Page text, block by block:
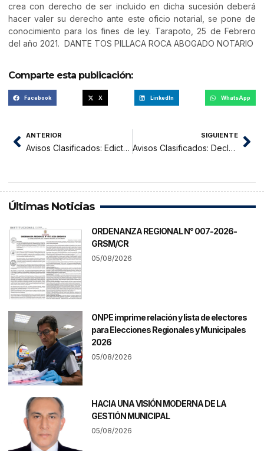
crea con derecho de ser incluido en dicha sucesión deberá
hacer valer su derecho ante este oficio notarial, se pone de
conocimiento para los fines de ley. Tarapoto, 25 de Febrero
del año 2021. DANTE TOS PILLACA ROCA ABOGADO NOTARIO
Comparte esta publicación:
Facebook X LinkedIn WhatsApp
ANTERIOR
Avisos Clasificados: Edicto Matrimonial Norita Pinchi Cabrera REGISTRADORA CIVIL.
SIGUIENTE
Avisos Clasificados: Declaraciones de Union de Hechos y Sucesion Intestada Notario VICTOR DANIEL CORAL PEREZ
Últimas Noticias
ORDENANZA REGIONAL N° 007-2026-
GRSM/CR
05/08/2026
ONPE imprime relación y lista de electores
para Elecciones Regionales y Municipales
2026
05/08/2026
HACIA UNA VISIÓN MODERNA DE LA
GESTIÓN MUNICIPAL
05/08/2026